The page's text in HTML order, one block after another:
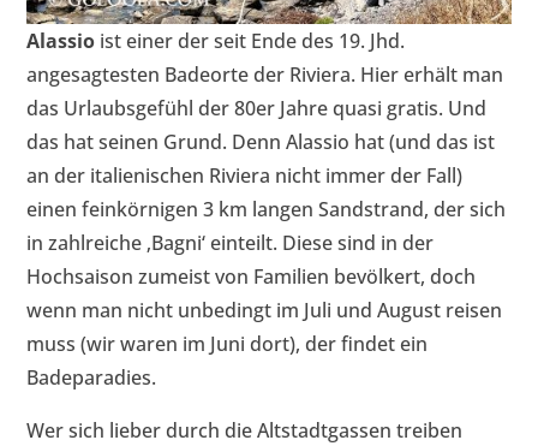
Alassio ist einer der seit Ende des 19. Jhd.
angesagtesten Badeorte der Riviera. Hier erhält man
das Urlaubsgefühl der 80er Jahre quasi gratis. Und
das hat seinen Grund. Denn Alassio hat (und das ist
an der italienischen Riviera nicht immer der Fall)
einen feinkörnigen 3 km langen Sandstrand, der sich
in zahlreiche ‚Bagni‘ einteilt. Diese sind in der
Hochsaison zumeist von Familien bevölkert, doch
wenn man nicht unbedingt im Juli und August reisen
muss (wir waren im Juni dort), der findet ein
Badeparadies.
Wer sich lieber durch die Altstadtgassen treiben